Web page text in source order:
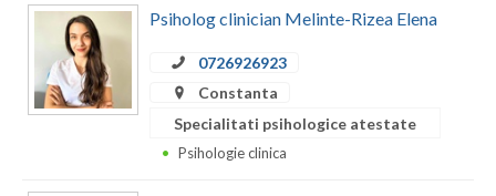
Galati
Giurgiu
Gorj
Psiholog clinician Melinte-Rizea Elena
0726926923
Constanta
Specialitati psihologice atestate
Psihologie clinica